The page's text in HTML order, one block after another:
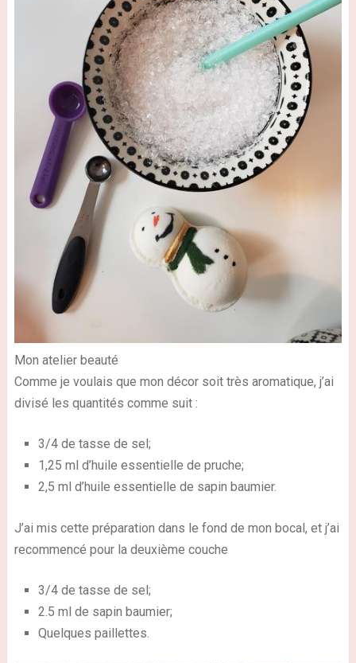
Mon atelier beauté
Comme je voulais que mon décor soit très aromatique, j’ai
divisé les quantités comme suit :
3/4 de tasse de sel;
1,25 ml d’huile essentielle de pruche;
2,5 ml d’huile essentielle de sapin baumier.
J’ai mis cette préparation dans le fond de mon bocal, et j’ai
recommencé pour la deuxième couche
3/4 de tasse de sel;
2.5 ml de sapin baumier;
Quelques paillettes.